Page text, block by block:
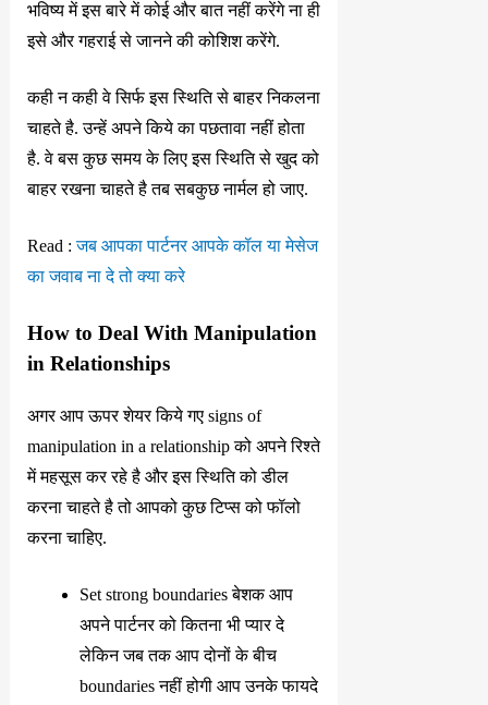
भविष्य में इस बारे में कोई और बात नहीं करेंगे ना ही
इसे और गहराई से जानने की कोशिश करेंगे.
कही न कही वे सिर्फ इस स्थिति से बाहर निकलना
चाहते है. उन्हें अपने किये का पछतावा नहीं होता
है. वे बस कुछ समय के लिए इस स्थिति से खुद को
बाहर रखना चाहते है तब सबकुछ नार्मल हो जाए.
Read :जब आपका पार्टनर आपके कॉल या मेसेज
का जवाब ना दे तो क्या करे
How to Deal With Manipulation
in Relationships
अगर आप ऊपर शेयर किये गए signs of
manipulation in a relationship को अपने रिश्ते
में महसूस कर रहे है और इस स्थिति को डील
करना चाहते है तो आपको कुछ टिप्स को फॉलो
करना चाहिए.
Set strong boundaries बेशक आप
अपने पार्टनर को कितना भी प्यार दे
लेकिन जब तक आप दोनों के बीच
boundaries नहीं होगी आप उनके फायदे